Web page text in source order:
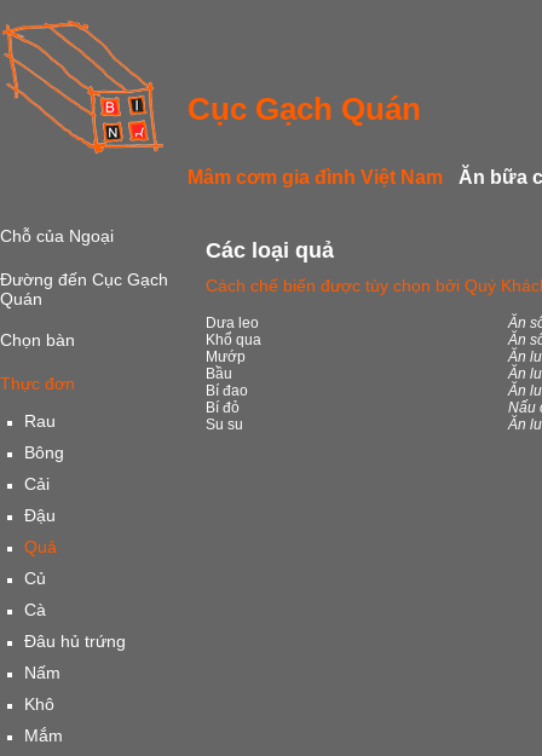
Cục Gạch Quán
Mâm cơm gia đình Việt Nam Ăn bữa
Chỗ của Ngoại
Đường đến Cục Gạch
Quán
Chọn bàn
Thực đơn
Rau
Bông
Cải
Đậu
Quả
Củ
Cà
Đâu hủ trứng
Nấm
Khô
Mắm
Các loại quả
Cách chế biến được tùy chọn bởi Quý
Dưa leo
Ăn
Khổ qua
Ăn
Mướp
Ăn
Bầu
Ăn
Bí đao
Ăn
Bí đỏ
Nấu
Su su
Ăn